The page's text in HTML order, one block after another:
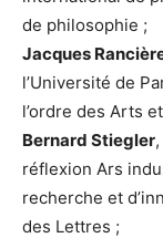
de philosophie ;
Jacques
l’Université de
l’ordre des Arts
Bernard Stiegler
réflexion Ars
recherche et
des Lettres ;